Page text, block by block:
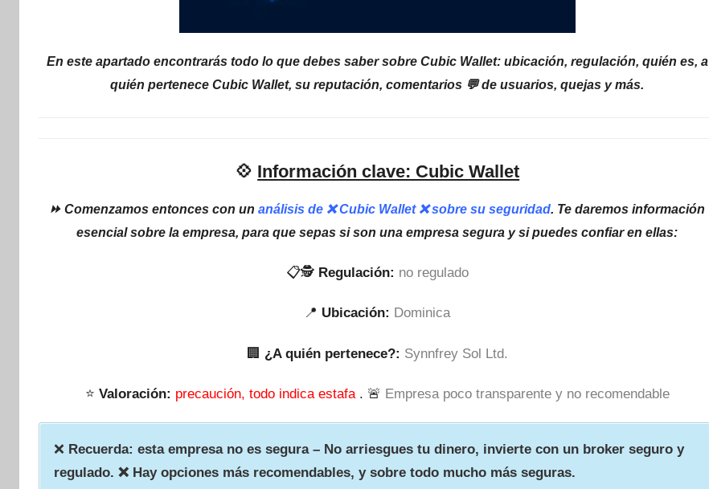
En este apartado encontrarás todo lo que debes saber sobre Cubic Wallet: ubicación, regulación, quién es, a
quién pertenece Cubic Wallet, su reputación, comentarios 💬 de usuarios, quejas y más.
💠 Información clave: Cubic Wallet
⏩ Comenzamos entonces con unanálisis de ❌ Cubic Wallet ❌ sobre su seguridad. Te daremos información
esencial sobre la empresa, para que sepas si son una empresa segura y si puedes confiar en ellas:
📋🕵 Regulación: no regulado
📍 Ubicación: Dominica
🏢 ¿A quién pertenece?: Synnfrey Sol Ltd.
⭐ Valoración: precaución, todo indica estafa . 🚨 Empresa poco transparente y no recomendable
❌ Recuerda: esta empresa no es segura – No arriesgues tu dinero, invierte con un broker seguro y
regulado. ❌ Hay opciones más recomendables, y sobre todo mucho más seguras.